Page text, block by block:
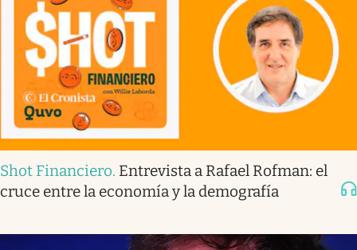
Shot Financiero. Entrevista a Rafael Rofman: el
cruce entre la economía y la demografía